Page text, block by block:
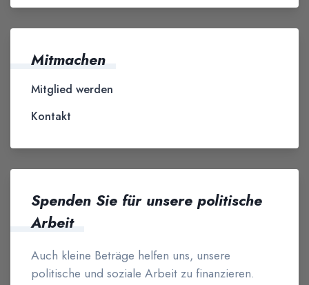
Mitmachen
Mitglied werden
Kontakt
Spenden Sie für unsere politische
Arbeit
Auch kleine Beträge helfen uns, unsere
politische und soziale Arbeit zu finanzieren.